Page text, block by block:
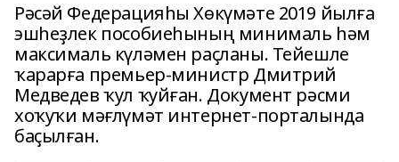
Рәсәй Федерацияһы Хөкүмәте 2019 йылға
эшһеҙлек пособиеһының минималь һәм
максималь күләмен раҫланы. Тейешле
ҡарарға премьер-министр Дмитрий
Медведев ҡул ҡуйған. Документ рәсми
хоҡуҡи мәғлүмәт интернет-порталында
баҫылған.